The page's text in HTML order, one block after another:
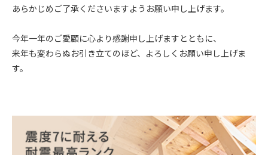
あらかじめご了承くださいますようお願い申し上げます。
今年一年のご愛顧に心より感謝申し上げますとともに、
来年も変わらぬお引き立てのほど、よろしくお願い申し上げま
す。